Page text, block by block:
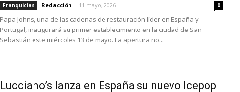
Franquicias Redacción - 11 mayo, 2026 0
Papa Johns, una de las cadenas de restauración líder en España y
Portugal, inaugurará su primer establecimiento en la ciudad de San
Sebastián este miércoles 13 de mayo. La apertura no...
Lucciano’s lanza en España su nuevo Icepop